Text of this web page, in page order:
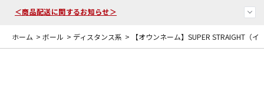
＜商品配送に関するお知らせ＞
ホーム > ボール > ディスタンス系 > 【オウンネーム】SUPER STRAIGHT（